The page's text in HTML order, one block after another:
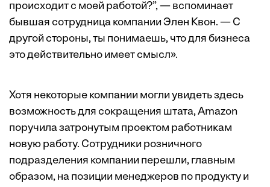
происходит с моей работой?”, — вспоминает
бывшая сотрудница компании Элен Квон. — С
другой стороны, ты понимаешь, что для бизнеса
это действительно имеет смысл».
Хотя некоторые компании могли увидеть здесь
возможность для сокращения штата, Amazon
поручила затронутым проектом работникам
новую работу. Сотрудники розничного
подразделения компании перешли, главным
образом, на позиции менеджеров по продукту и